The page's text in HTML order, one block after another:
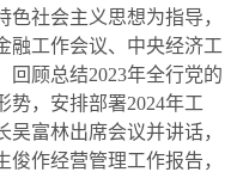
社会主义思想为指导，
融工作会议、中央经济工
回顾总结2023年全行党的
势，安排部署2024年工
富林出席会议并讲话，
作经营管理工作报告，